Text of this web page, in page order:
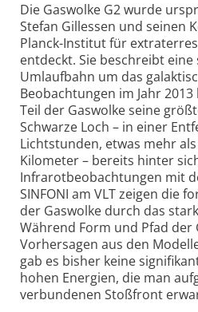
Die Gaswolke G2 wurde
Stefan Gillessen und seinen
Planck-Institut für
entdeckt. Sie beschreibt
Umlaufbahn um das
Beobachtungen im Jahr
Teil der Gaswolke seine
Schwarze Loch – in einer
Lichtstunden, etwas mehr
Kilometer – bereits hinter
Infrarotbeobachtungen mit
SINFONI am VLT zeigen die
der Gaswolke durch das
Während Form und Pfad der
Vorhersagen aus den
gab es bisher keine
hohen Energien, die man
verbundenen Stoßfront